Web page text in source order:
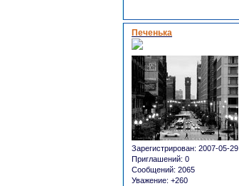
Печенька
Зарегистрирован: 2007-05-29
Приглашений: 0
Сообщений: 2065
Уважение: +260